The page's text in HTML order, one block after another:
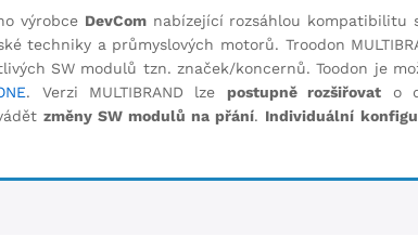
výrobce DevComnabízející rozsáhlou kompatibilitu
techniky a průmyslových motorů. Troodon
SW modulů tzn. značek/koncernů. Toodon je
. Verzi MULTIBRAND lze postupně rozšiřovat o
změny SW modulů na přání. Individuální